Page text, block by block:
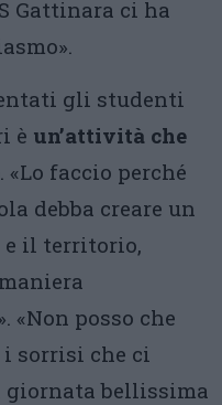
Gattinara ci ha
gli studenti
è un’attività che
. «Lo faccio perché
debba creare un
e il territorio,
«Non posso che
sorrisi che ci
giornata bellissima